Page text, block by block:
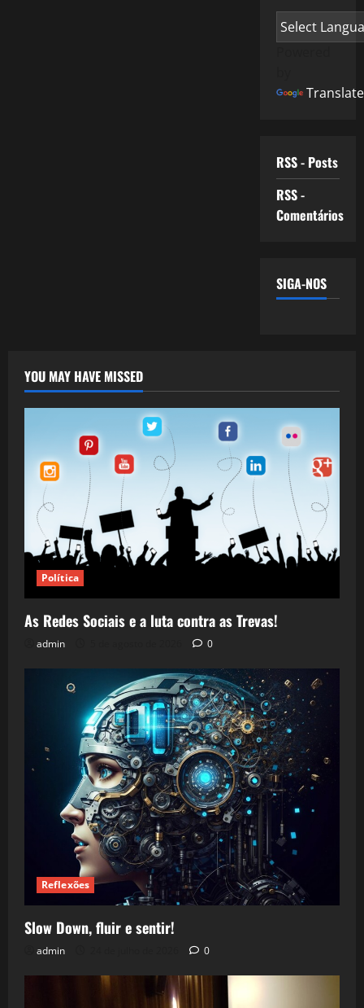
Translate
RSS - Posts
RSS -
Comentários
SIGA-NOS
YOU MAY HAVE MISSED
Política
As Redes Sociais e a luta contra as Trevas!
admin 0
Reflexões
Slow Down, fluir e sentir!
admin 0